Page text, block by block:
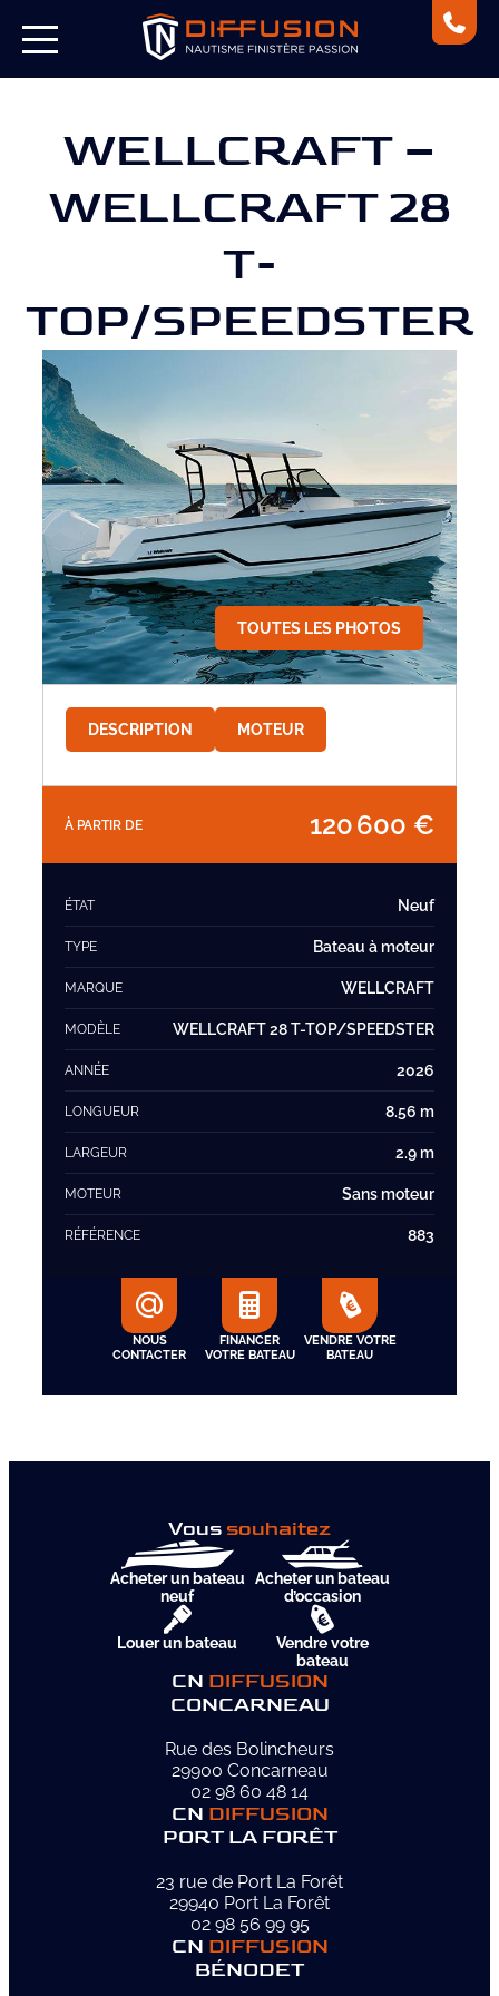
WELLCRAFT –
WELLCRAFT 28
T-
TOP/SPEEDSTER
TOUTES LES PHOTOS
DESCRIPTION MOTEUR
À PARTIR DE 120 600 €
ÉTAT Neuf
TYPE Bateau à moteur
MARQUE WELLCRAFT
MODÈLE WELLCRAFT 28 T-TOP/SPEEDSTER
ANNÉE 2026
LONGUEUR 8.56 m
LARGEUR 2.9 m
MOTEUR Sans moteur
RÉFÉRENCE 883
NOUS
CONTACTER
FINANCER
VOTRE BATEAU
VENDRE VOTRE
BATEAU
Vous souhaitez
Acheter un bateau
neuf
Acheter un bateau
d’occasion
Louer un bateau
Vendre votre
bateau
CN DIFFUSION
CONCARNEAU
Rue des Bolincheurs
29900 Concarneau
02 98 60 48 14
CN DIFFUSION
PORT LA FORÊT
23 rue de Port La Forêt
29940 Port La Forêt
02 98 56 99 95
CN DIFFUSION
BÉNODET